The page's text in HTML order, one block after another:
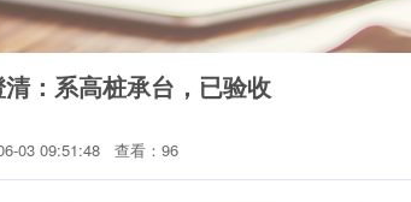
：系高桩承台，已验收
03 09:51:48 查看：96